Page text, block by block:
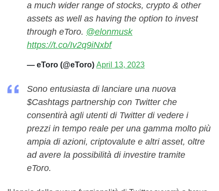
a much wider range of stocks, crypto & other
assets as well as having the option to invest
through eToro. @elonmusk
https://t.co/Iv2q9iNxbf
— eToro (@eToro) April 13, 2023
Sono entusiasta di lanciare una nuova
$Cashtags partnership con Twitter che
consentirà agli utenti di Twitter di vedere i
prezzi in tempo reale per una gamma molto più
ampia di azioni, criptovalute e altri asset, oltre
ad avere la possibilità di investire tramite
eToro.